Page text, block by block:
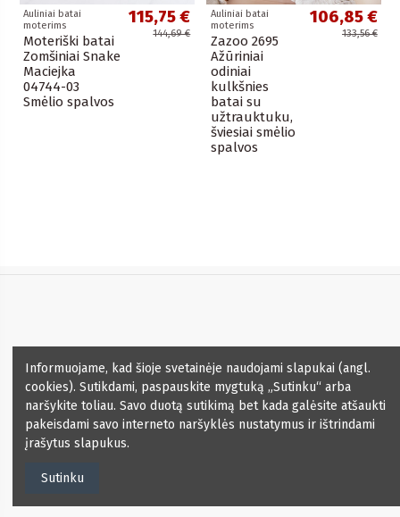
Auliniai batai
moterims
Moteriški batai
Zomšiniai Snake
Maciejka
04744-03
Smėlio spalvos
115,75 €
144,69 €
Auliniai batai
moterims
Zazoo 2695
Ažūriniai
odiniai
kulkšnies
batai su
užtrauktuku,
šviesiai smėlio
spalvos
106,85 €
133,56 €
Kontaktai
Naujienlaiškis
Informuojame, kad šioje svetainėje naudojami slapukai (angl.
cookies). Sutikdami, paspauskite mygtuką „Sutinku“ arba
naršykite toliau. Savo duotą sutikimą bet kada galėsite atšaukti
pakeisdami savo interneto naršyklės nustatymus ir ištrindami
įrašytus slapukus.
Sutinku